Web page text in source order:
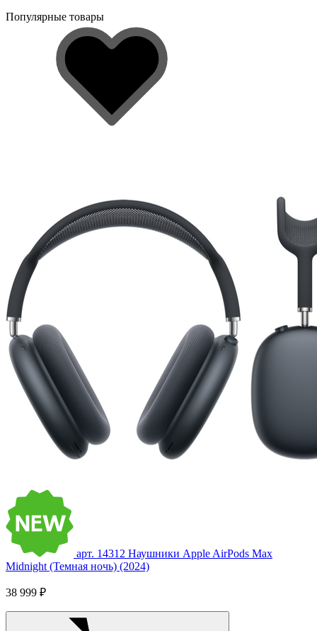
Популярные товары
арт. 14312 Наушники Apple AirPods Max
Midnight (Темная ночь) (2024)
38 999 ₽